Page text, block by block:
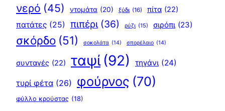
νερό (45) ντομάτα (20) ξύδι (16) πίτα (22)
πατάτες (25) πιπέρι (36) ρύζι (15) σιρόπι (23)
σκόρδο (51) σοκολάτα (14) σπορέλαιο (14)
συνταγές (22) ταψί (92) τηγάνι (24)
τυρί φέτα (26) φούρνος (70)
φύλλο κρούστας (18)